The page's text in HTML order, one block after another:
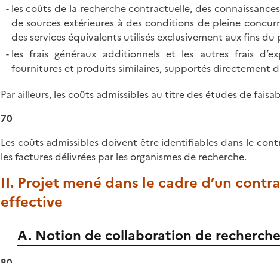
les coûts de la recherche contractuelle, des
de sources extérieures à des conditions de pleine
des services équivalents utilisés exclusivement aux fins du
les frais généraux additionnels et les autres frais
fournitures et produits similaires, supportés directement
Par ailleurs, les coûts admissibles au titre des études de
70
Les coûts admissibles doivent être identifiables dans le
les factures délivrées par les organismes de recherche.
II. Projet mené dans le cadre d’un
effective
A. Notion de collaboration de